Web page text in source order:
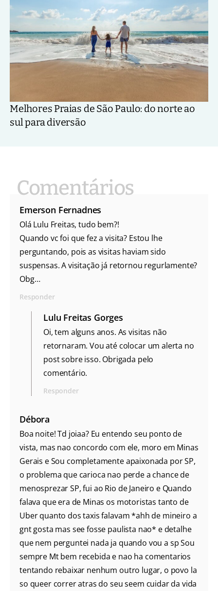
Melhores Praias de São Paulo: do norte ao
sul para diversão
Emerson Fernadnes
Olá Lulu Freitas, tudo bem?!
Quando vc foi que fez a visita? Estou lhe
perguntando, pois as visitas haviam sido
suspensas. A visitação já retornou regurlamente?
Obg…
Responder
Lulu Freitas Gorges
Oi, tem alguns anos. As visitas não
retornaram. Vou até colocar um alerta no
post sobre isso. Obrigada pelo
comentário.
Responder
Débora
Boa noite! Td joiaa? Eu entendo seu ponto de
vista, mas nao concordo com ele, moro em Minas
Gerais e Sou completamente apaixonada por SP,
o problema que carioca nao perde a chance de
menosprezar SP, fui ao Rio de Janeiro e Quando
falava que era de Minas os motoristas tanto de
Uber quanto dos taxis falavam *ahh de mineiro a
gnt gosta mas see fosse paulista nao* e detalhe
que nem perguntei nada ja quando vou a sp Sou
sempre Mt bem recebida e nao ha comentarios
tentando rebaixar nenhum outro lugar, o povo la
so queer correr atras do seu seem cuidar da vida